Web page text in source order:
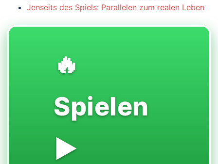
Jenseits des Spiels: Parallelen zum realen Leben
🔥
Spielen
▶️